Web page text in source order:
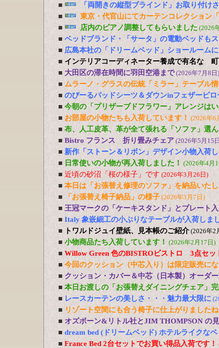
■
「両開きの縦型ブラインド」お取り付け
■
東京・代官山にてカーテンコレクション
■
店内のピアノ調整してもらいました (2026
■ ベッドブランド・「サータ」の電動ベッドも
■ 広島本社の「ドリームベッド」ショールーム
■ インテリアコーディネーター養成で有名な
■ 大田区の滞在時間に羽田空港まで(2026年7月8日)
■ ムラーノ・グラスの伝統「ミラー」テーブル
■ のびーるパッドシーツ＆ダウンinフェザーピ
■ 今朝の「プリザーブドフラワー」アレンジは
■ お部屋の小物たちも入荷しています！ (2026年6
■ 布、人工皮革、革が全て張れる「ソファ」選
■ Bistro フランス 折り畳みチェア (2026年5月15
■ 新作「ストーン＆リボン」デザイン小物入荷
■ 日常使いの小物が再入荷しました！ (2026年4月
■ 近頃の砂沼「桜の様子」です (2026年3月26日)
■ 本日は「お張替え修理のソファ」を納品いた
■
「お張替え椅子納品」の様子 (2026年3月7日)
■ 王冠マークの「ケーキスタンド」とプレート
■ Italy 象嵌細工の小ぶりなテーブルが入荷しま
■
トワルドジュイ壁紙、見本帳のご紹介(2026年2
■ 小物商品たち入荷しています！ (2026年2月17日)
■ Willow Green 色のBISTROビストロ 3点セッ
■ 今回のクッション（中芯入り）は限定販売に
■ クッション・カバー＆中芯（日本製）オーダ
■ 本日お渡しの「お張替えダイニングチェア」
■ レースカーテンの美しさ・・・魅力最大限に
■ リゾート空間にも合う椅子に仕上がりましたね
■ オズボーン&リトル社とJIM THOMPSON の
■ dream bed (ドリームベッド) ホテルライクな
■ France Bed 2台セットでお買い得品入荷です！